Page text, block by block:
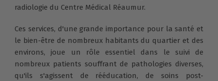
radiologie du Centre Médical Réaumur.
Ces services, d'une grande importance pour la santé et
le bien-être de nombreux habitants du quartier et des
environs, joue un rôle essentiel dans le suivi de
nombreux patients souffrant de pathologies diverses,
qu'ils s'agissent de rééducation, de soins post-